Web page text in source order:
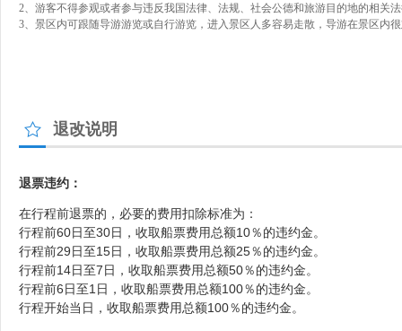
2、游客不得参观或者参与违反我国法律、法规、社会公德和旅游目的地的相关
3、景区内可跟随导游游览或自行游览，进入景区人多容易走散，导游在景区内
退改说明
退票违约：
在行程前退票的，必要的费用扣除标准为：
行程前60日至30日，收取船票费用总额10％的违约金。
行程前29日至15日，收取船票费用总额25％的违约金。
行程前14日至7日，收取船票费用总额50％的违约金。
行程前6日至1日，收取船票费用总额100％的违约金。
行程开始当日，收取船票费用总额100％的违约金。